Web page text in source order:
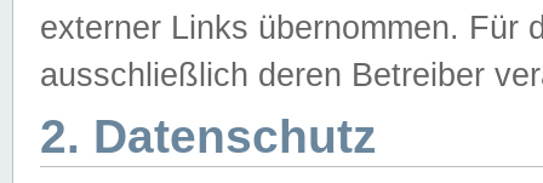
externer Links übernommen. Für
ausschließlich deren Betreiber
2. Datenschutz